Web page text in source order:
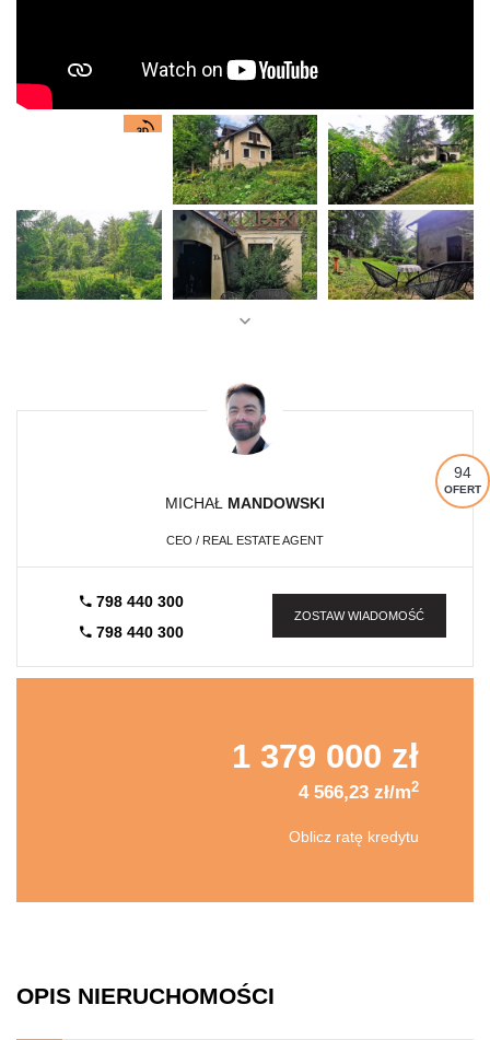
94
OFERT
MICHAŁ MANDOWSKI
CEO / REAL ESTATE AGENT
798 440 300
798 440 300
ZOSTAW WIADOMOŚĆ
1 379 000 zł
4 566,23 zł/m2
Oblicz ratę kredytu
OPIS NIERUCHOMOŚCI